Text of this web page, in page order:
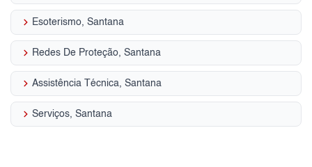
keyboard_arrow_right Esoterismo, Santana
keyboard_arrow_right Redes De Proteção, Santana
keyboard_arrow_right Assistência Técnica, Santana
keyboard_arrow_right Serviços, Santana